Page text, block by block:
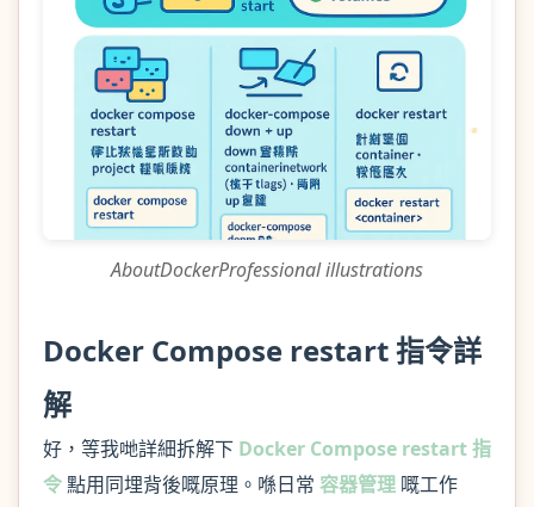
AboutDockerProfessional illustrations
Docker Compose restart 指令詳
解
好，等我哋詳細拆解下 Docker Compose restart 指
令點用同埋背後嘅原理。喺日常 容器管理 嘅工作